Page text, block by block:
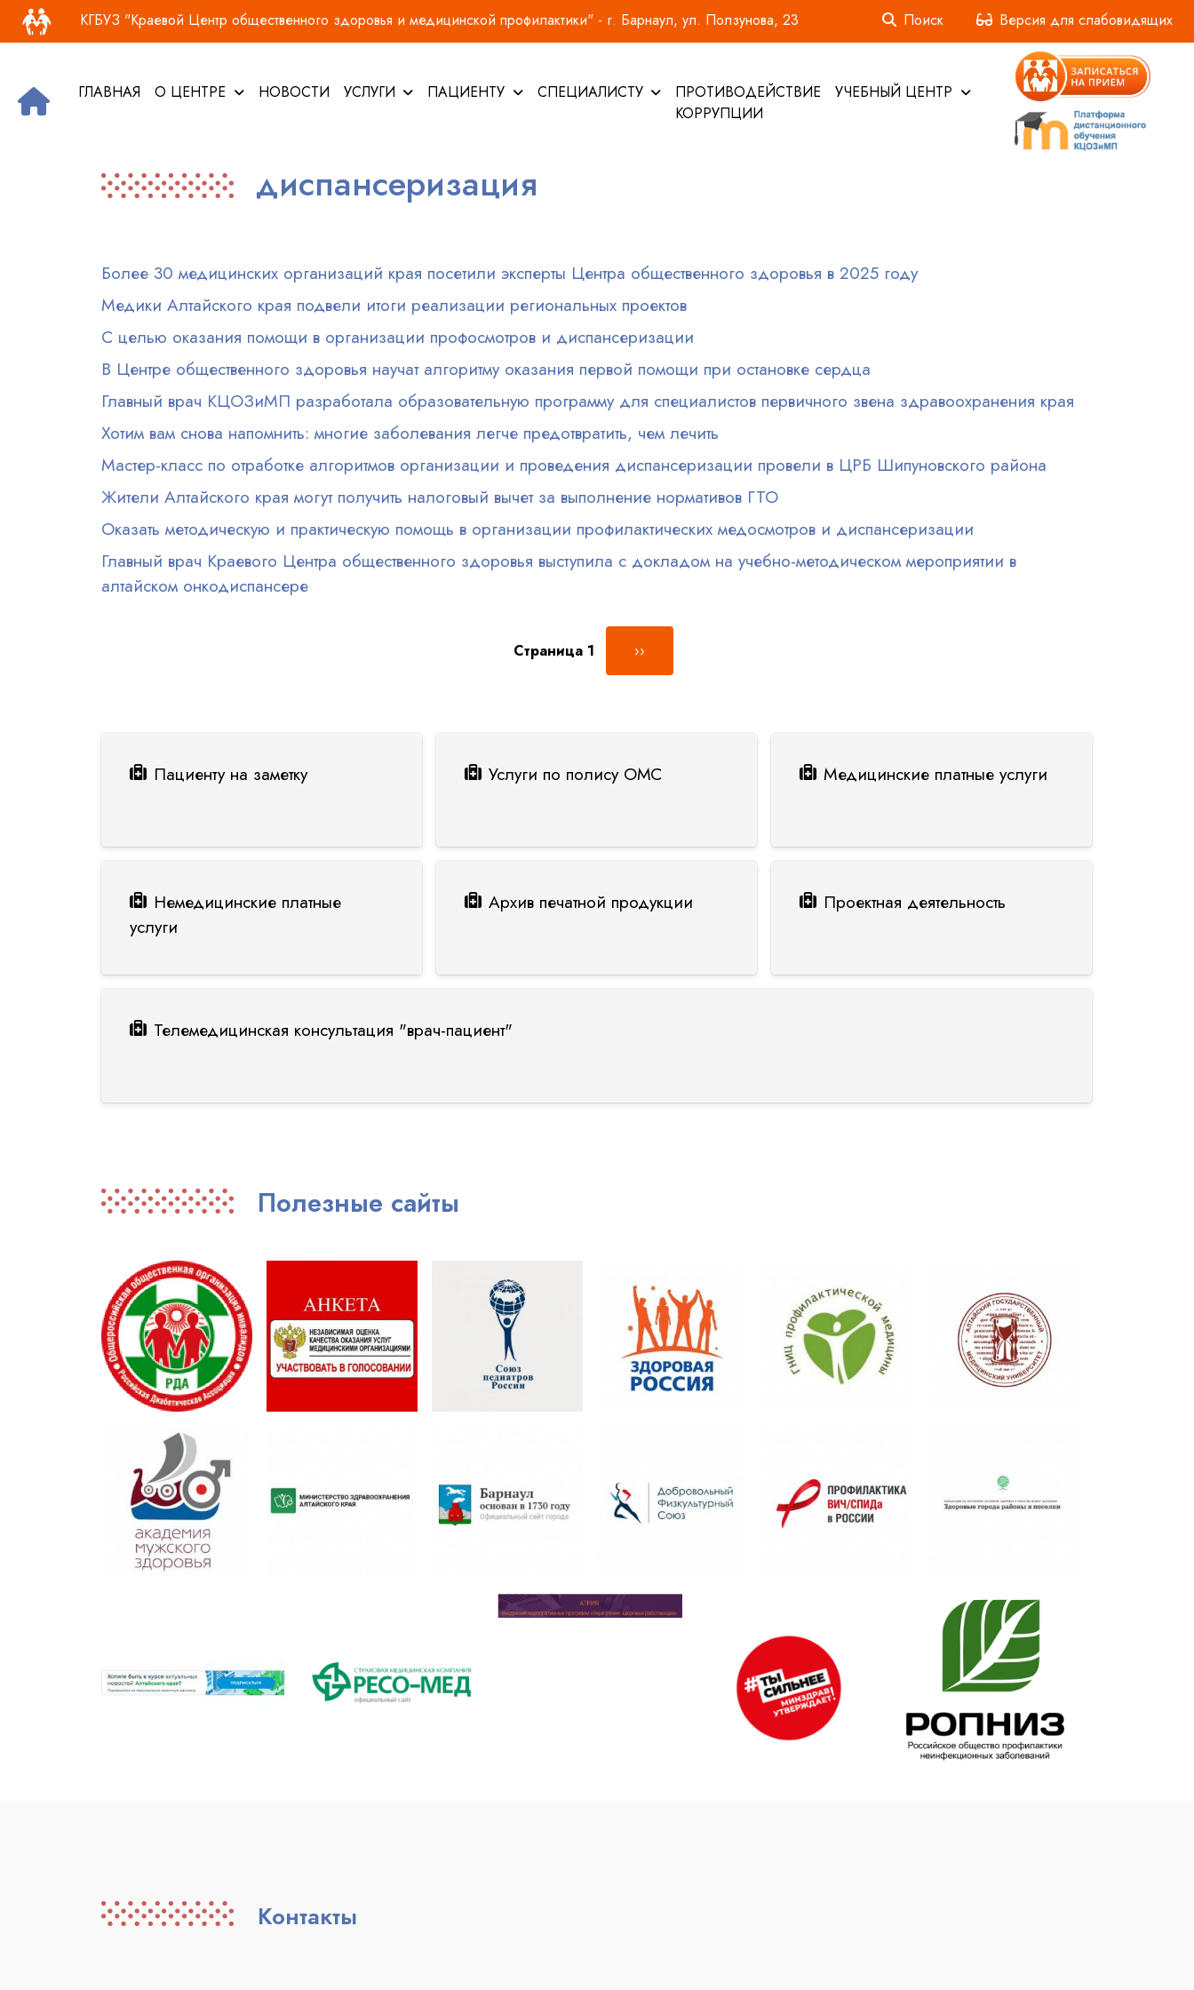
Перейти к основному содержанию
Основная навигация
КГБУЗ "Краевой Центр общественного здоровья и медицинской профилактики" - г. Барнаул, ул. Ползунова, 23 Поиск Версия для слабовидящих
ГЛАВНАЯ О ЦЕНТРЕ НОВОСТИ УСЛУГИ ПАЦИЕНТУ СПЕЦИАЛИСТУ
ПРОТИВОДЕЙСТВИЕ
КОРРУПЦИИ
УЧЕБНЫЙ ЦЕНТР
диспансеризация
Более 30 медицинских организаций края посетили эксперты Центра общественного здоровья в 2025 году
Медики Алтайского края подвели итоги реализации региональных проектов
С целью оказания помощи в организации профосмотров и диспансеризации
В Центре общественного здоровья научат алгоритму оказания первой помощи при остановке сердца
Главный врач КЦОЗиМП разработала образовательную программу для специалистов первичного звена здравоохранения края
Хотим вам снова напомнить: многие заболевания легче предотвратить, чем лечить
Мастер-класс по отработке алгоритмов организации и проведения диспансеризации провели в ЦРБ Шипуновского района
Жители Алтайского края могут получить налоговый вычет за выполнение нормативов ГТО
Оказать методическую и практическую помощь в организации профилактических медосмотров и диспансеризации
Главный врач Краевого Центра общественного здоровья выступила с докладом на учебно-методическом мероприятии в
алтайском онкодиспансере
Страница 1 Следующая страница
››
Пациенту на заметку Услуги по полису ОМС Медицинские платные услуги
Немедицинские платные
услуги
Архив печатной продукции Проектная деятельность
Телемедицинская консультация "врач-пациент"
Полезные сайты
Контакты